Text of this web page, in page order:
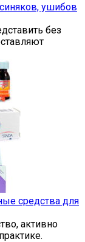
ушибов
без
средства для
активно